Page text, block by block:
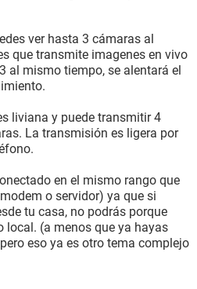
ver hasta 3 cámaras al
que transmite imagenes en vivo
al mismo tiempo, se alentará el
liviana y puede transmitir 4
La transmisión es ligera por
en el mismo rango que
o servidor) ya que si
tu casa, no podrás porque
local. (a menos que ya hayas
eso ya es otro tema complejo